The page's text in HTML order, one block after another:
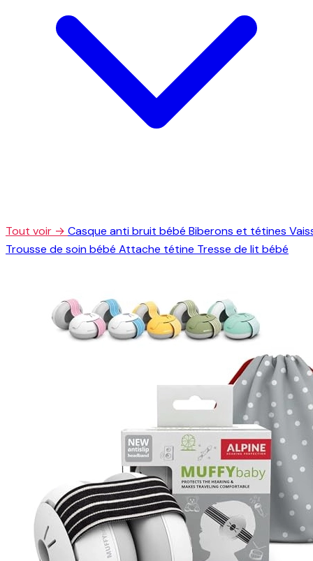
Tout voir → Casque anti bruit bébé Biberons et tétines
Trousse de soin bébé Attache tétine Tresse de lit bébé